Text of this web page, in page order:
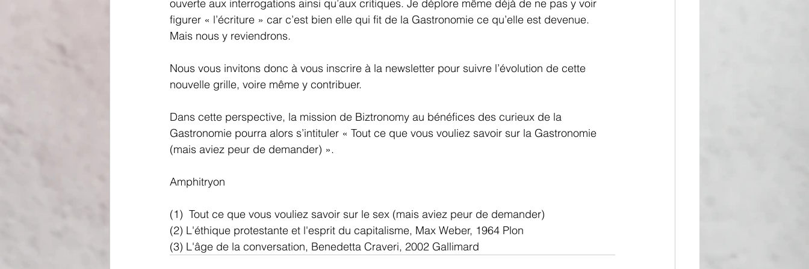
ouverte aux interrogations ainsi qu’aux critiques. Je déplore même déjà de ne pas y voir
figurer « l’écriture » car c’est bien elle qui fit de la Gastronomie ce qu’elle est devenue.
Mais nous y reviendrons.
Nous vous invitons donc à vous inscrire à la newsletter pour suivre l’évolution de cette
nouvelle grille, voire même y contribuer.
Dans cette perspective, la mission de Biztronomy au bénéfices des curieux de la
Gastronomie pourra alors s’intituler « Tout ce que vous vouliez savoir sur la Gastronomie
(mais aviez peur de demander) ».
Amphitryon
(1)  Tout ce que vous vouliez savoir sur le sex (mais aviez peur de demander)
(2) L'éthique protestante et l'esprit du capitalisme, Max Weber, 1964 Plon
(3) L'âge de la conversation, Benedetta Craveri, 2002 Gallimard